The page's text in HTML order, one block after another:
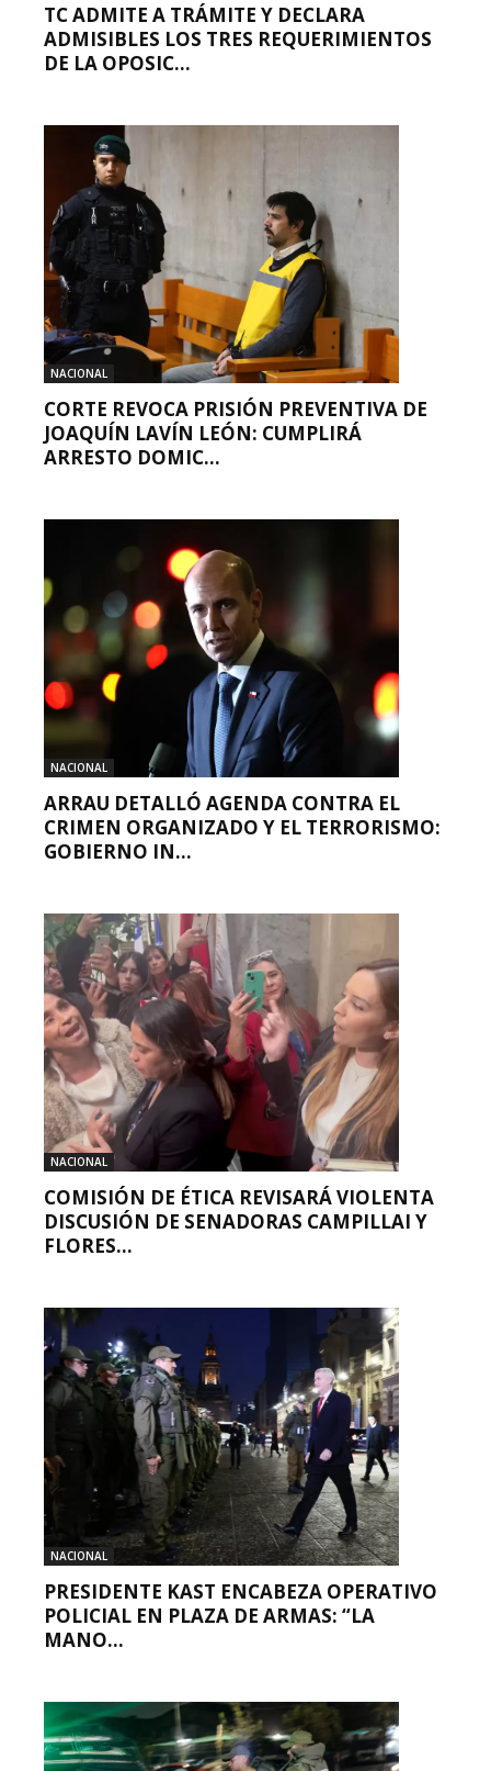
TC ADMITE A TRÁMITE Y DECLARA
ADMISIBLES LOS TRES REQUERIMIENTOS
DE LA OPOSIC...
NACIONAL
CORTE REVOCA PRISIÓN PREVENTIVA DE
JOAQUÍN LAVÍN LEÓN: CUMPLIRÁ
ARRESTO DOMIC...
NACIONAL
ARRAU DETALLÓ AGENDA CONTRA EL
CRIMEN ORGANIZADO Y EL TERRORISMO:
GOBIERNO IN...
NACIONAL
COMISIÓN DE ÉTICA REVISARÁ VIOLENTA
DISCUSIÓN DE SENADORAS CAMPILLAI Y
FLORES...
NACIONAL
PRESIDENTE KAST ENCABEZA OPERATIVO
POLICIAL EN PLAZA DE ARMAS: “LA
MANO...